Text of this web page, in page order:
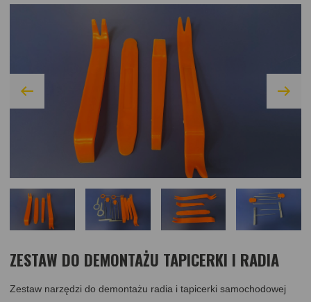
ZESTAW DO DEMONTAŻU TAPICERKI I RADIA
Zestaw narzędzi do demontażu radia i tapicerki samochodowej